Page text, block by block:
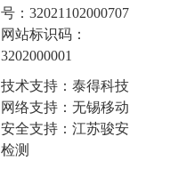
号：32021102000707
网站标识码：
3202000001
技术支持：泰得科技
网络支持：无锡移动
安全支持：江苏骏安
检测